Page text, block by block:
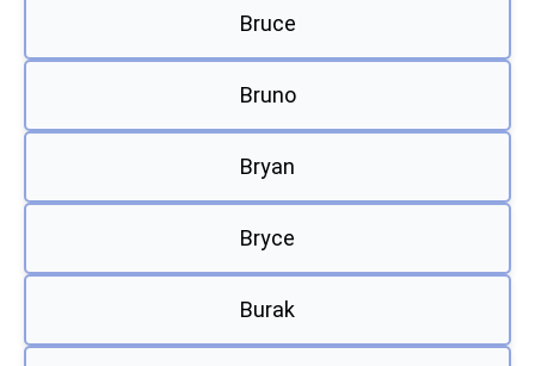
Bruce
Bruno
Bryan
Bryce
Burak